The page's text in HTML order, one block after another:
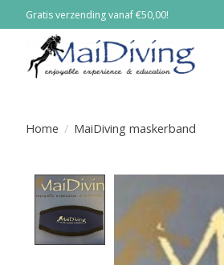
Gratis verzending vanaf €50,00!
Home / MaiDiving maskerband